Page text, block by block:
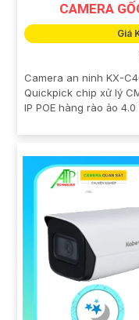
CAMERA
Giá
Camera an ninh KX-
Quickpick chip xử lý
IP POE hàng rào ảo